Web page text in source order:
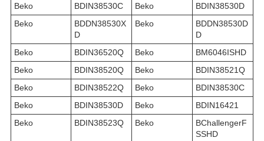
Beko
BDIN38530C Beko
BDIN38530D
Beko
BDDN38530X
D
Beko
BDDN38530D
D
Beko
BDIN36520Q Beko
BM6046ISHD
Beko
BDIN38520Q Beko
BDIN38521Q
Beko
BDIN38522Q Beko
BDIN38530C
Beko
BDIN38530D Beko
BDIN16421
Beko
BDIN38523Q Beko
BChallengerF
SSHD